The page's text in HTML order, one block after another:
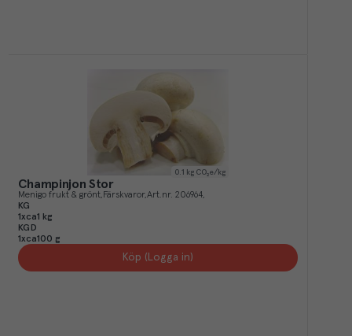
0.1 kg CO₂e/kg
Champinjon Stor
Menigo frukt & grönt Färskvaror Art.nr. 206964
KG
1xca1 kg
KGD
1xca100 g
Köp (Logga in)